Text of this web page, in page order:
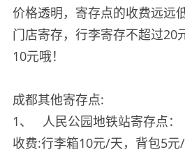
价格透明，寄存点的收费远远
门店寄存，行李寄存不超过20
10元哦！
成都其他寄存点:
1、 人民公园地铁站寄存点：
收费:行李箱10元/天，背包5元